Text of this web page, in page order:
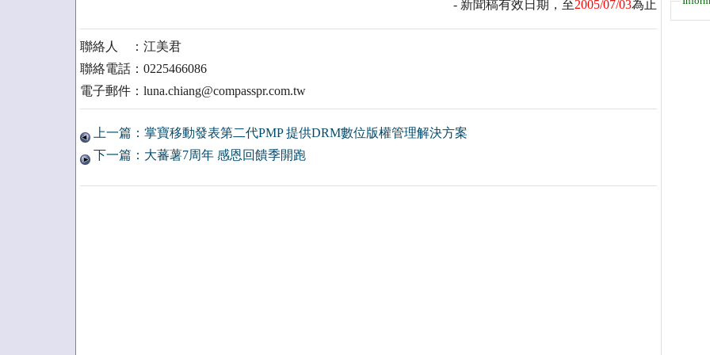
- 新聞稿有效日期，至2005/07/03為止
聯絡人 ：江美君
聯絡電話：0225466086
電子郵件：luna.chiang@compasspr.com.tw
上一篇：掌寶移動發表第二代PMP 提供DRM數位版權管理解決方案
下一篇：大蕃薯7周年 感恩回饋季開跑